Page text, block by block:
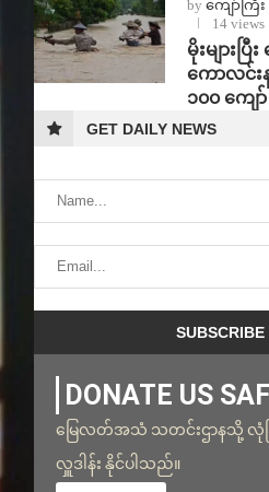
by ကျော်ကြီး
14 views
မိုးများပ
ကောလင်း
၁၀၀ ကျေ
GET DAILY NEWS
DONATE US
မြေလတ်အသံ သတင်းဌာနသို့ လုံခ
လှူဒါန်း နိုင်ပါသည်။